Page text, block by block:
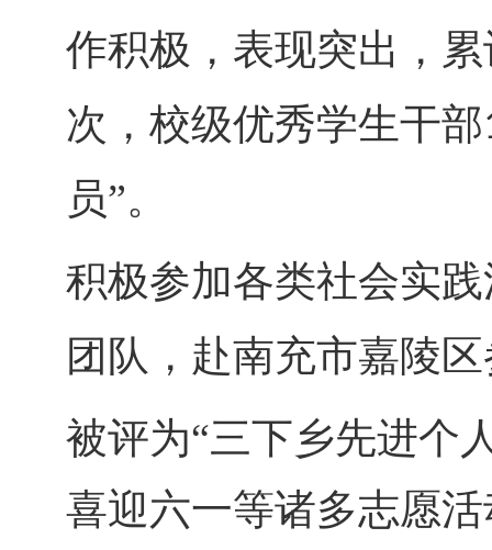
作积极，表现突出，
次，校级优秀学生干部
员”。
积极参加各类社会实
团队，赴南充市嘉陵
被评为“三下乡先进个
喜迎六一等诸多志愿